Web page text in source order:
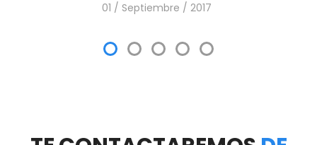
01 / Septiembre / 2017